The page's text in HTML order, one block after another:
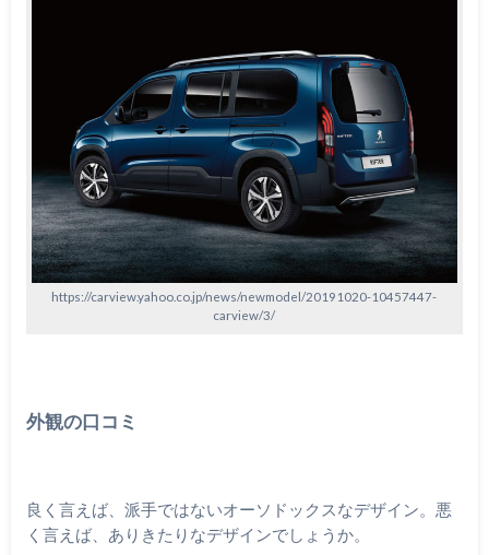
https://carview.yahoo.co.jp/news/newmodel/20191020-10457447-
carview/3/
外観の口コミ
良く言えば、派手ではないオーソドックスなデザイン。悪
く言えば、ありきたりなデザインでしょうか。